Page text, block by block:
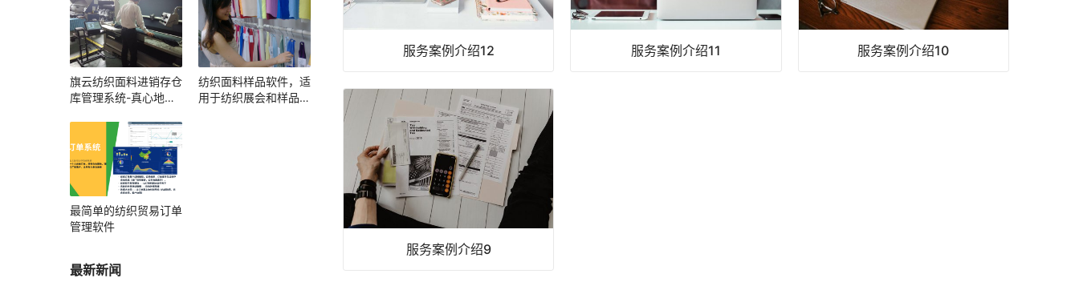
服务案例介绍12 服务案例介绍11 服务案例介绍10
服务案例介绍9
旗云纺织面料进销存仓
库管理系统-真心地管
纺织面料样品软件，适
用于纺织展会和样品展
最简单的纺织贸易订单
管理软件
最新新闻